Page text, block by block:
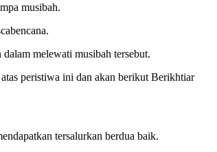
musibah.
melewati musibah tersebut.
peristiwa ini dan akan berikut Berikhtiar
tersalurkan berdua baik.